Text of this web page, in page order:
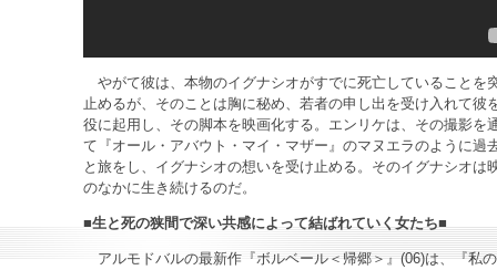
やがて彼は、本物のイグナシオがすでに死亡していることを
止めるが、そのことは胸に秘め、若者の申し出を受け入れて彼
役に起用し、その脚本を映画化する。エンリケは、その撮影を
て『オール・アバウト・マイ・マザー』のマヌエラのように過
と旅をし、イグナシオの想いを受け止める。そのイグナシオは
のなかに生き続けるのだ。
■生と死の狭間で深い共感によって結ばれていく女たち■
アルモドバルの最新作『ボルベール＜帰郷＞』(06)は、『私